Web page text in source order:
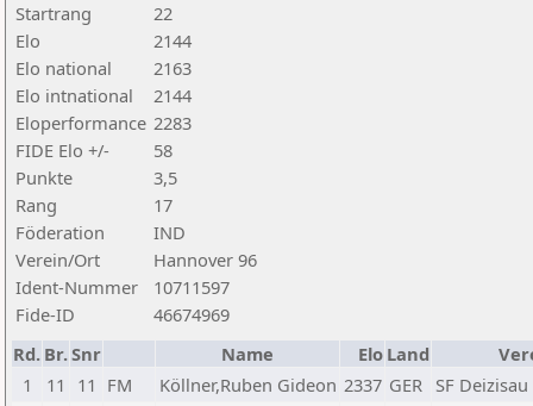
Startrang
22
Elo
2144
Elo national
2163
Elo intnational
2144
Eloperformance 2283
FIDE Elo +/-
58
Punkte
3,5
Rang
17
Föderation
IND
Verein/Ort
Hannover 96
Ident-Nummer
10711597
Fide-ID
46674969
Rd. Br.Snr Name Elo Land
1
11 11 FM Köllner,Ruben Gideon 2337 GER SF Deizisau